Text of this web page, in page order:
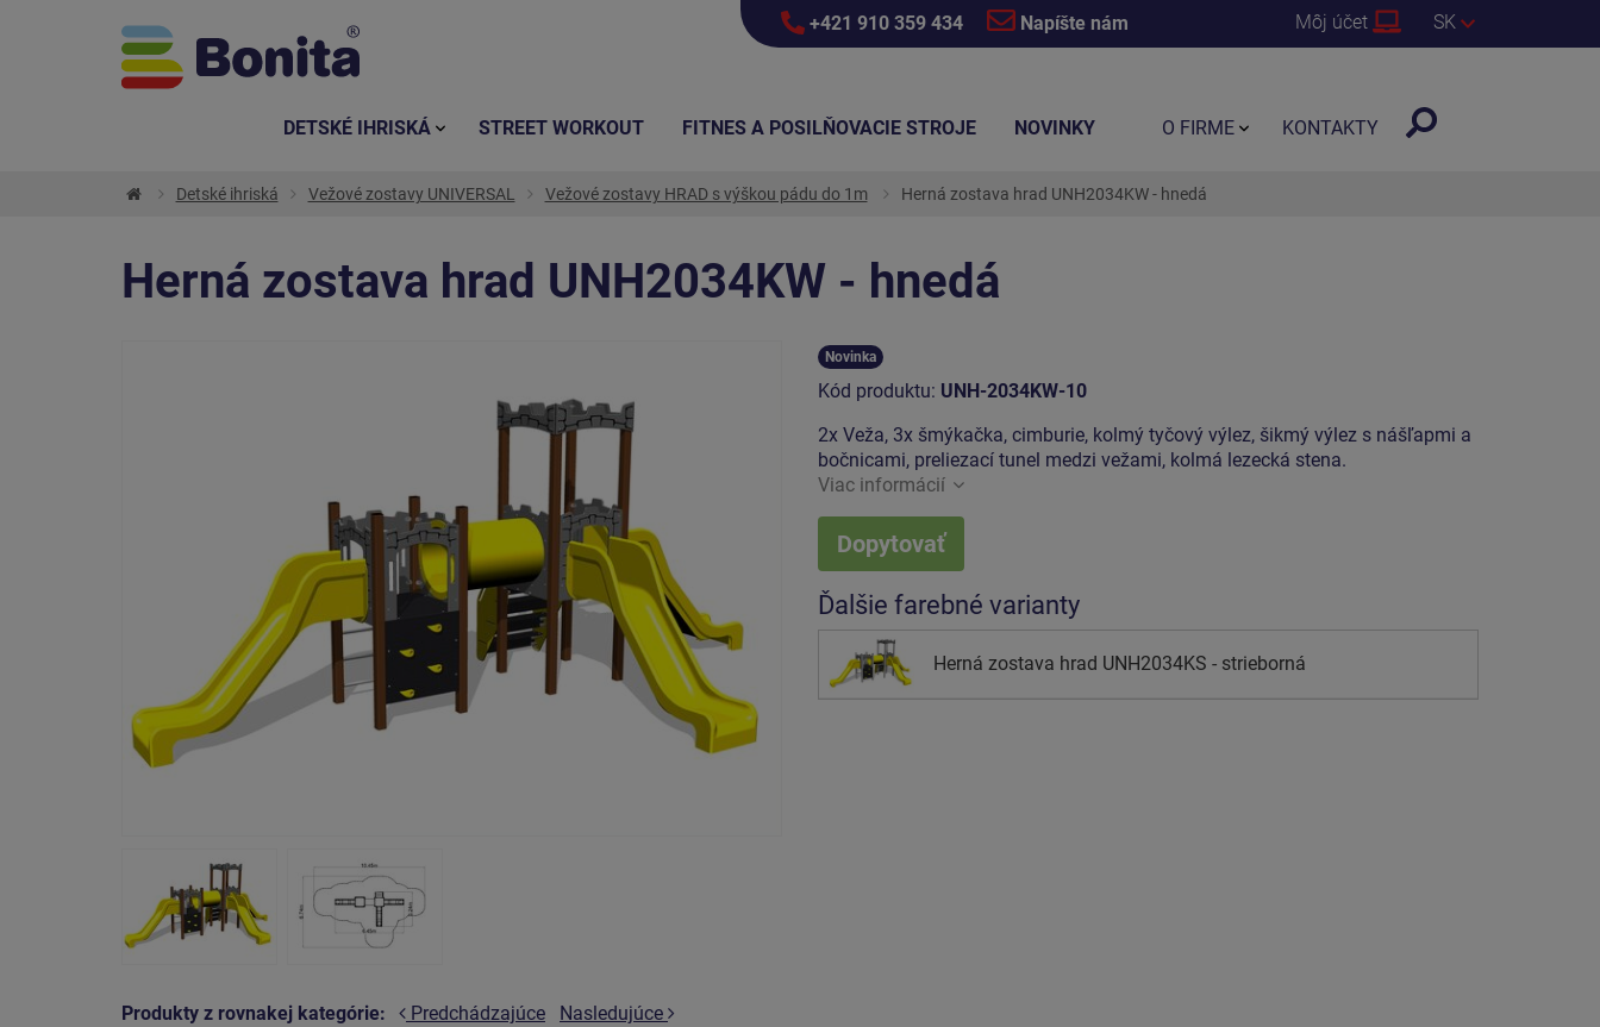
+421 910 359 434 Napíšte nám Môj účet SK
Detské ihriská Vežové zostavy UNIVERSAL Vežové zostavy HRAD s výškou pádu do 1m Herná zostava hrad UNH2034KW - hnedá
Herná zostava hrad UNH2034KW - hnedá
Produkty z rovnakej kategórie: Predchádzajúce Nasledujúce
Novinka
Kód produktu: UNH-2034KW-10
2x Veža, 3x šmýkačka, cimburie, kolmý tyčový výlez, šikmý výlez s nášľapmi a
bočnicami, preliezací tunel medzi vežami, kolmá lezecká stena.
Viac informácií
Dopytovať
Ďalšie farebné varianty
Herná zostava hrad UNH2034KS - strieborná
DETSKÉ IHRISKÁ STREET WORKOUT FITNES A POSILŇOVACIE STROJE NOVINKY O FIRME KONTAKTY